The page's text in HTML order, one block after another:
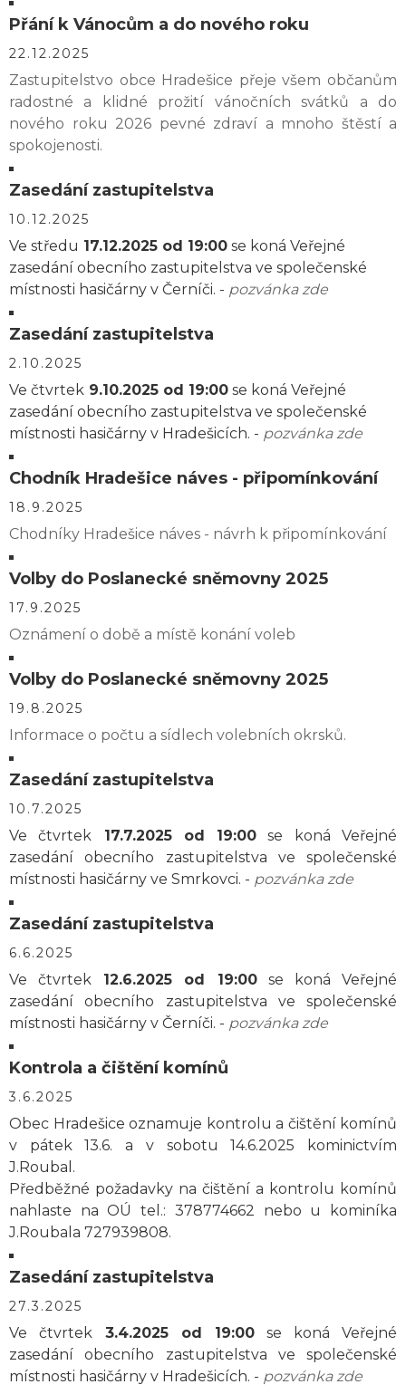
Přání k Vánocům a do nového roku
22.12.2025
Zastupitelstvo obce Hradešice přeje všem občanům
radostné a klidné prožití vánočních svátků a do
nového roku 2026 pevné zdraví a mnoho štěstí a
spokojenosti.
Zasedání zastupitelstva
10.12.2025
Ve středu 17.12.2025 od 19:00 se koná Veřejné
zasedání obecního zastupitelstva ve společenské
místnosti hasičárny v Černíči. - pozvánka zde
Zasedání zastupitelstva
2.10.2025
Ve čtvrtek 9.10.2025 od 19:00 se koná Veřejné
zasedání obecního zastupitelstva ve společenské
místnosti hasičárny v Hradešicích. - pozvánka zde
Chodník Hradešice náves - připomínkování
18.9.2025
Chodníky Hradešice náves - návrh k připomínkování
Volby do Poslanecké sněmovny 2025
17.9.2025
Oznámení o době a místě konání voleb
Volby do Poslanecké sněmovny 2025
19.8.2025
Informace o počtu a sídlech volebních okrsků.
Zasedání zastupitelstva
10.7.2025
Ve čtvrtek 17.7.2025 od 19:00 se koná Veřejné
zasedání obecního zastupitelstva ve společenské
místnosti hasičárny ve Smrkovci. - pozvánka zde
Zasedání zastupitelstva
6.6.2025
Ve čtvrtek 12.6.2025 od 19:00se koná Veřejné
zasedání obecního zastupitelstva ve společenské
místnosti hasičárny v Černíči. - pozvánka zde
Kontrola a čištění komínů
3.6.2025
Obec Hradešice oznamuje kontrolu a čištění komínů
v pátek 13.6. a v sobotu 14.6.2025 kominictvím
J.Roubal.
Předběžné požadavky na čištění a kontrolu komínů
nahlaste na OÚ tel.: 378774662 nebo u kominíka
J.Roubala 727939808.
Zasedání zastupitelstva
27.3.2025
Ve čtvrtek 3.4.2025 od 19:00 se koná Veřejné
zasedání obecního zastupitelstva ve společenské
místnosti hasičárny v Hradešicích. - pozvánka zde